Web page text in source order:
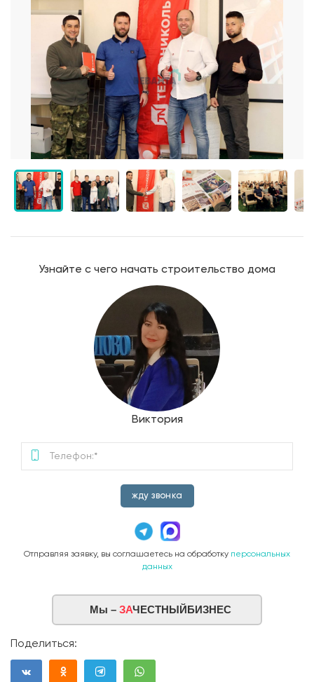
Узнайте с чего начать строительство дома
Виктория
жду звонка
Отправляя заявку, вы соглашаетесь на обработку персональных
данных
Мы – ЗАЧЕСТНЫЙБИЗНЕС
Поделиться: